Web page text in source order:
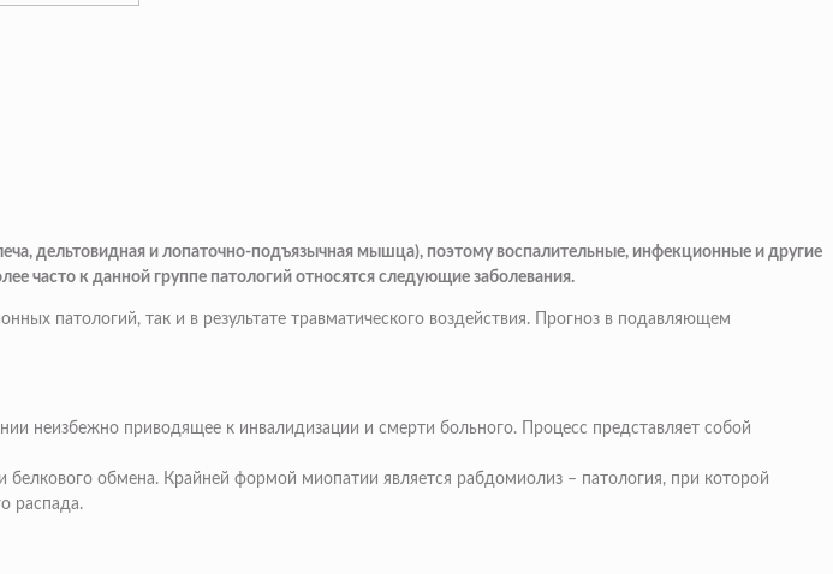
дельтовидная и лопаточно-подъязычная мышца), поэтому воспалительные, инфекционные и другие
часто к данной группе патологий относятся следующие заболевания.
патологий, так и в результате травматического воздействия. Прогноз в подавляющем
неизбежно приводящее к инвалидизации и смерти больного. Процесс представляет собой
обмена. Крайней формой миопатии является рабдомиолиз – патология, при которой
распада.